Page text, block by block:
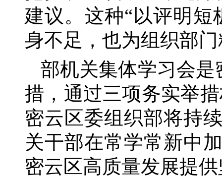
建议。这种“以评明短
身不足，也为组织部
部机关集体学习会
措，通过三项务实举
密云区委组织部将持
关干部在常学常新中
密云区高质量发展提